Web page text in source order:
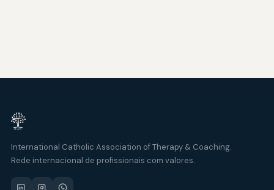
International Catholic Association of Therapy & Coaching.
Rede internacional de profissionais com valores.